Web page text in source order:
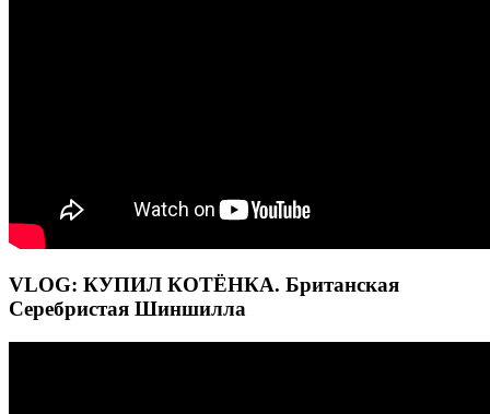
VLOG: КУПИЛ КОТЁНКА. Британская
Серебристая Шиншилла